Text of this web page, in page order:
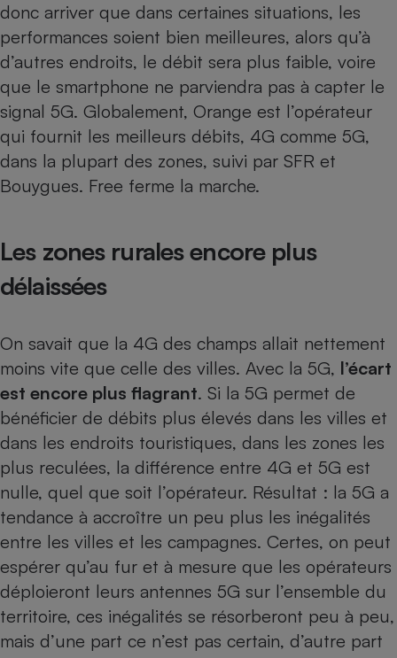
donc arriver que dans certaines situations, les
performances soient bien meilleures, alors qu’à
d’autres endroits, le débit sera plus faible, voire
que le smartphone ne parviendra pas à capter le
signal 5G. Globalement, Orange est l’opérateur
qui fournit les meilleurs débits, 4G comme 5G,
dans la plupart des zones, suivi par SFR et
Bouygues. Free ferme la marche.
Les zones rurales encore plus
délaissées
On savait que la 4G des champs allait nettement
moins vite que celle des villes. Avec la 5G, l’écart
est encore plus flagrant. Si la 5G permet de
bénéficier de débits plus élevés dans les villes et
dans les endroits touristiques, dans les zones les
plus reculées, la différence entre 4G et 5G est
nulle, quel que soit l’opérateur. Résultat : la 5G a
tendance à accroître un peu plus les inégalités
entre les villes et les campagnes. Certes, on peut
espérer qu’au fur et à mesure que les opérateurs
déploieront leurs antennes 5G sur l’ensemble du
territoire, ces inégalités se résorberont peu à peu,
mais d’une part ce n’est pas certain, d’autre part
Plaque de cuisson à
induction
Cafetière à expressos
Téléphone mobile -
Smartphone
Antivirus
Radiateur électrique